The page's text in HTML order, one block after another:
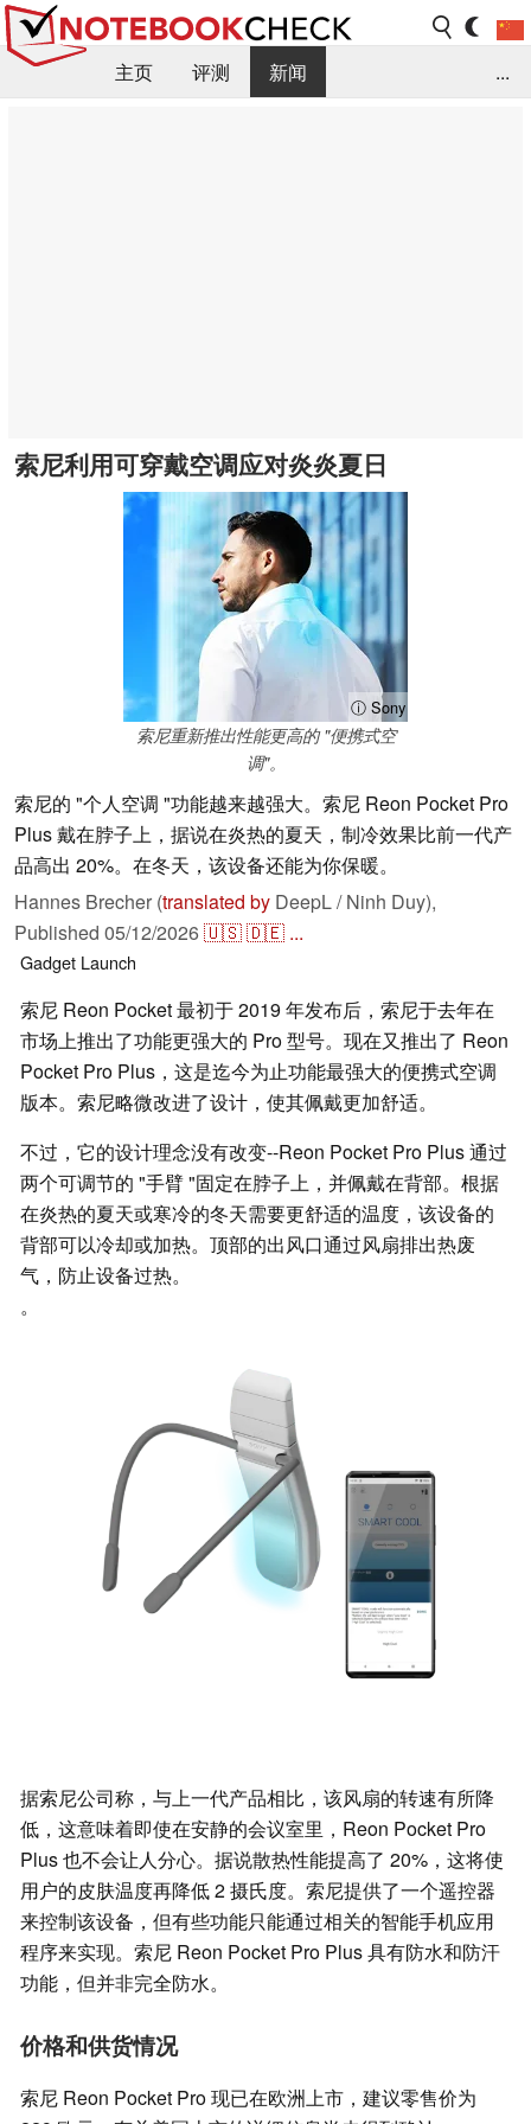
主页 评测
新闻
...
索尼利用可穿戴空调应对炎炎夏日
ⓘ Sony
索尼重新推出性能更高的 "便携式空
调"。
索尼的 "个人空调 "功能越来越强大。索尼 Reon Pocket Pro
Plus 戴在脖子上，据说在炎热的夏天，制冷效果比前一代产
品高出 20%。在冬天，该设备还能为你保暖。
Hannes Brecher (translated by DeepL / Ninh Duy),
Published 05/12/2026🇺🇸🇩🇪 ...
Gadget Launch
索尼 Reon Pocket 最初于 2019 年发布后，索尼于去年在
市场上推出了功能更强大的 Pro 型号。现在又推出了 Reon
Pocket Pro Plus，这是迄今为止功能最强大的便携式空调
版本。索尼略微改进了设计，使其佩戴更加舒适。
不过，它的设计理念没有改变--Reon Pocket Pro Plus 通过
两个可调节的 "手臂 "固定在脖子上，并佩戴在背部。根据
在炎热的夏天或寒冷的冬天需要更舒适的温度，该设备的
背部可以冷却或加热。顶部的出风口通过风扇排出热废
气，防止设备过热。
。
据索尼公司称，与上一代产品相比，该风扇的转速有所降
低，这意味着即使在安静的会议室里，Reon Pocket Pro
Plus 也不会让人分心。据说散热性能提高了 20%，这将使
用户的皮肤温度再降低 2 摄氏度。索尼提供了一个遥控器
来控制该设备，但有些功能只能通过相关的智能手机应用
程序来实现。索尼 Reon Pocket Pro Plus 具有防水和防汗
功能，但并非完全防水。
价格和供货情况
索尼 Reon Pocket Pro 现已在欧洲上市，建议零售价为